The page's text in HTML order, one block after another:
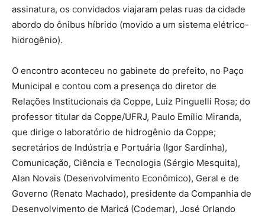
assinatura, os convidados viajaram pelas ruas da cidade
abordo do ônibus híbrido (movido a um sistema elétrico-
hidrogênio).
O encontro aconteceu no gabinete do prefeito, no Paço
Municipal e contou com a presença do diretor de
Relações Institucionais da Coppe, Luiz Pinguelli Rosa; do
professor titular da Coppe/UFRJ, Paulo Emílio Miranda,
que dirige o laboratório de hidrogênio da Coppe;
secretários de Indústria e Portuária (Igor Sardinha),
Comunicação, Ciência e Tecnologia (Sérgio Mesquita),
Alan Novais (Desenvolvimento Econômico), Geral e de
Governo (Renato Machado), presidente da Companhia de
Desenvolvimento de Maricá (Codemar), José Orlando